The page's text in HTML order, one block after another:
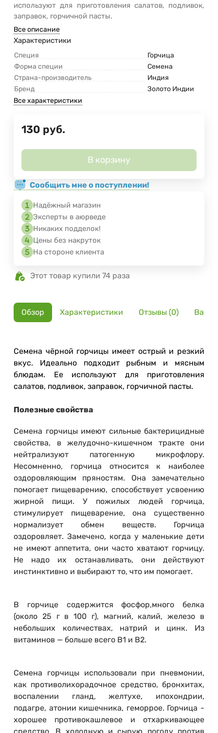
используют для приготовления салатов, подливок,
заправок, горчичной пасты.
Все описание
Характеристики
Специя
Горчица
Форма специи
Семена
Страна-производитель
Индия
Бренд
Золото Индии
Все характеристики
130 руб.
В корзину
Сообщить мне о поступлении!
Надёжный магазин
Эксперты в аюрведе
Никаких подделок!
Цены без накруток
На стороне клиента
Этот товар купили 74 раза
Обзор Характеристики Отзывы (0)
Семена чёрной горчицы имеет острый и резкий
вкус. Идеально подходит рыбным и мясным
блюдам. Ее используют для приготовления
салатов, подливок, заправок, горчичной пасты.
Полезные свойства
Семена горчицы имеют сильные бактерицидные
свойства, в желудочно-кишечном тракте они
нейтрализуют патогенную микрофлору.
Несомненно, горчица относится к наиболее
оздоровляющим пряностям. Она замечательно
помогает пищеварению, способствует усвоению
жирной пищи. У пожилых людей горчица,
стимулирует пищеварение, она существенно
нормализует обмен веществ. Горчица
оздоровляет. Замечено, когда у маленькие дети
не имеют аппетита, они часто хватают горчицу.
Не надо их останавливать, они действуют
инстинктивно и выбирают то, что им помогает.
В горчице содержится фосфор,много белка
(около 25 г в 100 г), магний, калий, железо в
небольших количествах, натрий и цинк. Из
витаминов — больше всего В1 и В2.
Семена горчицы использовали при пневмонии,
как противолихорадочное средство, бронхитах,
воспалении гланд, желтухе, ипохондрии,
подагре, атонии кишечника, геморрое. Горчица -
хорошее противокашлевое и отхаркивающее